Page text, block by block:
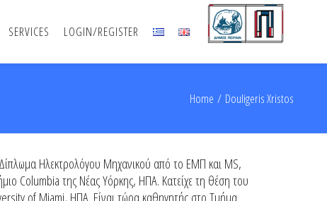
SERVICES LOGIN/REGISTER
Home / Douligeris Xristos
Ηλεκτρολόγου Μηχανικού από το ΕΜΠ και MS,
Columbia της Νέας Υόρκης, ΗΠΑ. Κατείχε τη θέση του